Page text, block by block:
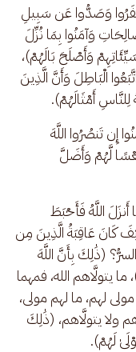
وَصَدُّوا عَن سَبِيلِ
وَآمَنُوا بِمَا نُزِّلَ
وَأَصْلَحَ بَالَهُمْ)،
الْبَاطِلَ وَأَنَّ الَّذِينَ
أَمْثَالَهُمْ).
إِن تَنصُرُوا اللَّهَ
لَّهُمْ وَأَضَلَّ
اللَّهُ فَأَحْبَطَ
كَانَ عَاقِبَةُ الَّذِينَ مِن
(ذَٰلِكَ بِأَنَّ اللَّهَ
يتولَّاهم الله، فمهما
لهم، ما لهم مولى،
ولا يتولَّاهم، (ذَٰلِكَ
لَهُمْ).